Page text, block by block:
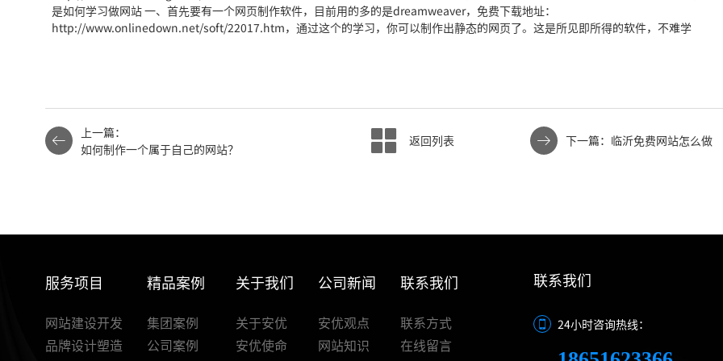
是如何学习做网站 一、首先要有一个网页制作软件，目前用的多的是dreamweaver，免费下载地址：
http://www.onlinedown.net/soft/22017.htm，通过这个的学习，你可以制作出静态的网页了。这是所见即所得的软件，不难学
上一篇：
如何制作一个属于自己的网站？
返回列表 下一篇：临沂免费网站怎么做
服务项目
网站建设开发
品牌设计塑造
精品案例
集团案例
公司案例
关于我们
关于安优
安优使命
公司新闻
安优观点
网站知识
联系我们
联系方式
在线留言
联系我们
24小时咨询热线：